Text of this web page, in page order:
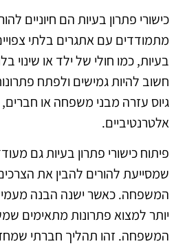
כישורי פתרון בעיות הם חיוניים
מתמודדים עם אתגרים בלתי
בעיות, כמו חולי של ילד או שינוי
חשוב להיות גמישים ולפתח
גיוס עזרה מבני משפחה או חברים,
אלטרנטיביים.
פיתוח כישורי פתרון בעיות גם
שמסייעת להורים להבין את
המשפחה. כאשר ישנה הבנה
יותר למצוא פתרונות מתאימים
המשפחה. זהו תהליך חברתי